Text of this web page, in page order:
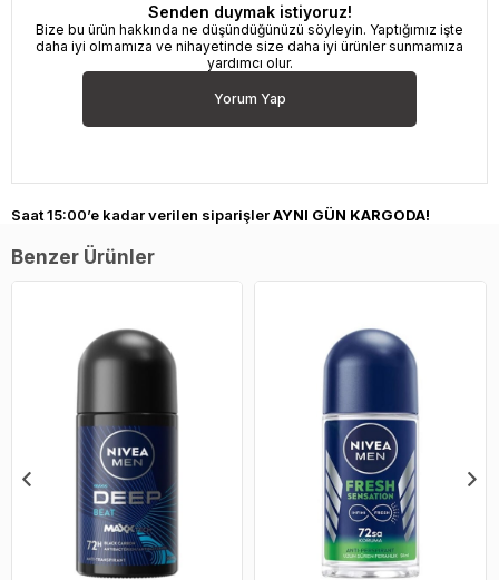
Senden duymak istiyoruz!
Bize bu ürün hakkında ne düşündüğünüzü söyleyin. Yaptığımız işte
daha iyi olmamıza ve nihayetinde size daha iyi ürünler sunmamıza
yardımcı olur.
Yorum Yap
Saat 15:00’e kadar verilen siparişlerAYNI GÜN KARGODA!
Benzer Ürünler